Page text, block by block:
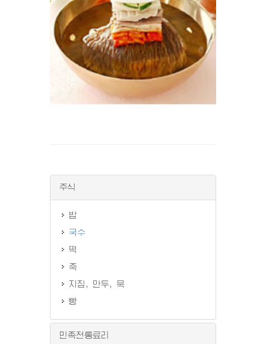
주식
밥
국수
떡
죽
지짐, 만두, 묵
빵
민족전통료리